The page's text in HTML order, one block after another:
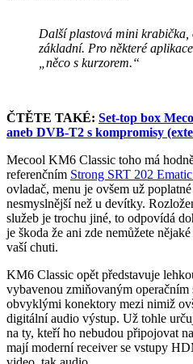
Další plastová mini krabička,
základní. Pro některé
„něco s kurzorem.“
ČTĚTE TAKÉ: Set-top box
aneb DVB-T2 s kompromisy
Mecool KM6 Classic toho má
referenčním Strong SRT 202
ovladač, menu je ovšem už
nesmyslnější než u devítky.
služeb je trochu jiné, to odpovídá
je škoda že ani zde nemůžete
vaší chuti.
KM6 Classic opět představuje
vybavenou zmiňovaným
obvyklými konektory mezi nimiž
digitální audio výstup. Už tohle
na ty, kteří ho nebudou připojovat
mají moderní receiver se vstupy